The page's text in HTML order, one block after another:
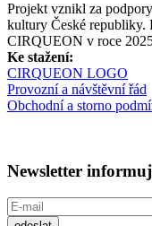
Projekt vznikl za
kultury České republiky.
CIRQUEON v roce
Ke stažení:
CIRQUEON LOGO
Provozní a návštěvní řád
Obchodní a storno
Newsletter